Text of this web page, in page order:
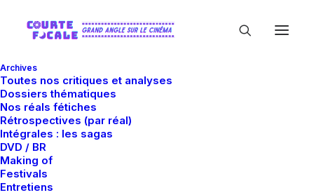
Archives
Toutes nos critiques et analyses
Dossiers thématiques
Nos réals fétiches
Rétrospectives (par réal)
Intégrales : les sagas
DVD / BR
Making of
Festivals
Entretiens